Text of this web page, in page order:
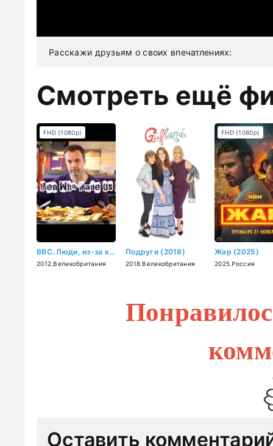
Расскажи друзьям о своих впечатлениях:
Смотреть ещё
BBC. Люди, из-за которых мы толстеем (2012)
2012 ,Великобритания
FHD (1080p)
Подруги (2018)
2018 ,Великобритания
Жар (2025)
2025 ,Россия
FHD (1080p)
Оставить